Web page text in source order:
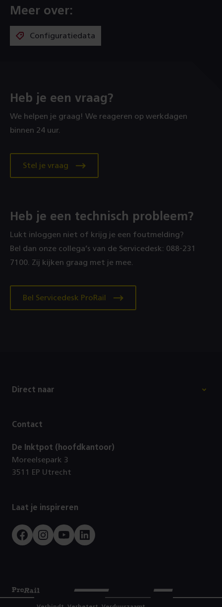
Meer over:
Configuratiedata
Heb je een vraag?
We helpen je graag! We reageren op werkdagen
binnen 24 uur.
Stel je vraag
Heb je een technisch probleem?
Lukt inloggen niet of krijg je een foutmelding?
Bel dan onze collega’s van de Servicedesk: 088‑231
7100. Zij kijken graag met je mee.
Bel Servicedesk ProRail
Direct naar
Contact
De Inktpot (hoofdkantoor)
Moreelsepark 3
3511 EP Utrecht
Laat je inspireren
FacebookInstagram
YoutubeLinkedIn
Prorail